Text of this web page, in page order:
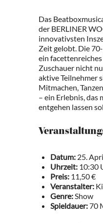
Das
der BERLINER
innovativsten
Zeit gelobt. Die
ein
Zuschauer nicht
aktive Teilnehmer
Mitmachen,
– ein Erlebnis, das
entgehen lassen
Datum: 25.
Uhrzeit: 10:30
Preis: 11,50 €
Veranstalter:
Genre:Show
Spieldauer:70